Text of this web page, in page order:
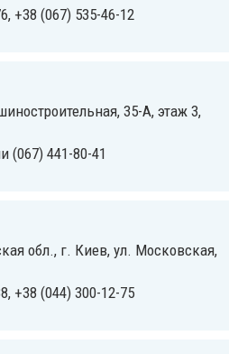
+38 (067) 535-46-12
35-А, этаж 3,
(067) 441-80-41
обл., г. Киев, ул. Московская,
+38 (044) 300-12-75